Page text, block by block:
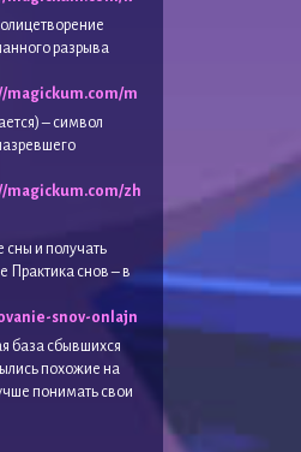
разрыва
magickum.com/m
– символ
magickum.com/zh
и получать
снов – в
snov-onlajn
база сбывшихся
похожие на
понимать свои